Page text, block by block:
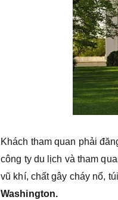
Khách tham quan phải
công ty du lịch và tham
vũ khí, chất gây cháy nổ,
Washington.